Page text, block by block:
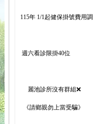
115年 1/1起健保掛號費用
週六看診限掛40位
麗池診所沒有群組❌
《請鄉親勿上當受騙》